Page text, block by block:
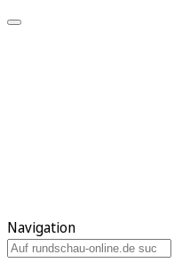
Navigation